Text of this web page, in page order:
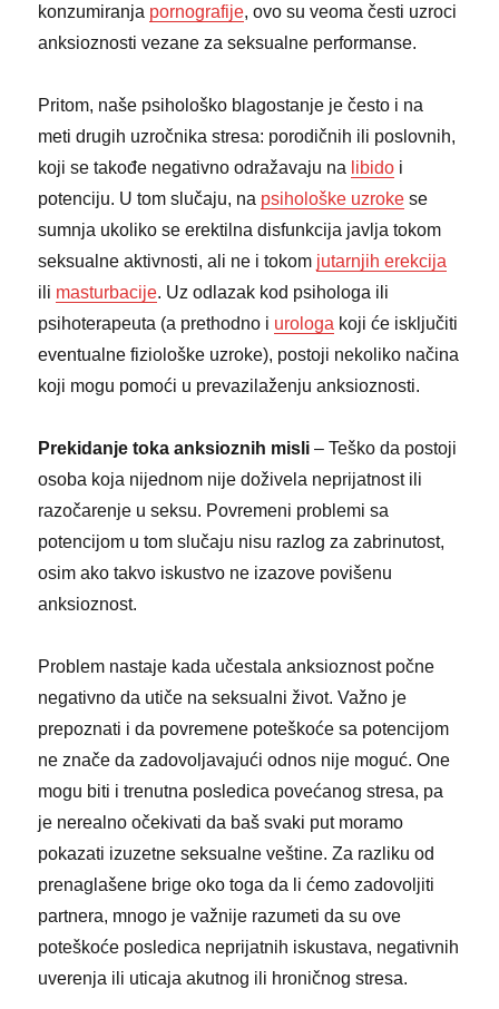
konzumiranja pornografije, ovo su veoma česti uzroci
anksioznosti vezane za seksualne performanse.
Pritom, naše psihološko blagostanje je često i na
meti drugih uzročnika stresa: porodičnih ili poslovnih,
koji se takođe negativno odražavaju na libido i
potenciju. U tom slučaju, na psihološke uzroke se
sumnja ukoliko se erektilna disfunkcija javlja tokom
seksualne aktivnosti, ali ne i tokom jutarnjih erekcija
ili masturbacije. Uz odlazak kod psihologa ili
psihoterapeuta (a prethodno i urologa koji će isključiti
eventualne fiziološke uzroke), postoji nekoliko načina
koji mogu pomoći u prevazilaženju anksioznosti.
Prekidanje toka anksioznih misli – Teško da postoji
osoba koja nijednom nije doživela neprijatnost ili
razočarenje u seksu. Povremeni problemi sa
potencijom u tom slučaju nisu razlog za zabrinutost,
osim ako takvo iskustvo ne izazove povišenu
anksioznost.
Problem nastaje kada učestala anksioznost počne
negativno da utiče na seksualni život. Važno je
prepoznati i da povremene poteškoće sa potencijom
ne znače da zadovoljavajući odnos nije moguć. One
mogu biti i trenutna posledica povećanog stresa, pa
je nerealno očekivati da baš svaki put moramo
pokazati izuzetne seksualne veštine. Za razliku od
prenaglašene brige oko toga da li ćemo zadovoljiti
partnera, mnogo je važnije razumeti da su ove
poteškoće posledica neprijatnih iskustava, negativnih
uverenja ili uticaja akutnog ili hroničnog stresa.